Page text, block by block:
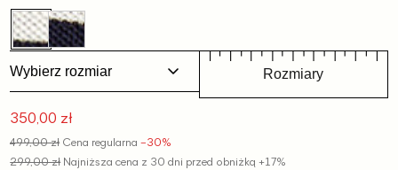
Wybierz rozmiar Rozmiary
Cena
promocyjna
350,00 zł
499,00 zł Cena regularna −30%
299,00 złNajniższa cena z 30 dni przed obniżką+17%